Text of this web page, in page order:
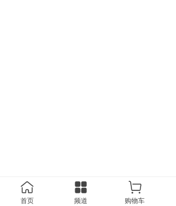
首页 频道 购物车